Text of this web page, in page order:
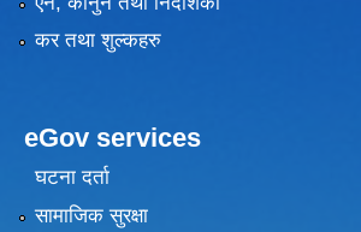
कर तथा शुल्कहरु
eGov services
घटना दर्ता
सामाजिक सुरक्षा